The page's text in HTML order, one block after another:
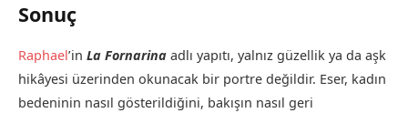
Sonuç
Raphael’in La Fornarina adlı yapıtı, yalnız güzellik ya da aşk
hikâyesi üzerinden okunacak bir portre değildir. Eser, kadın
bedeninin nasıl gösterildiğini, bakışın nasıl geri